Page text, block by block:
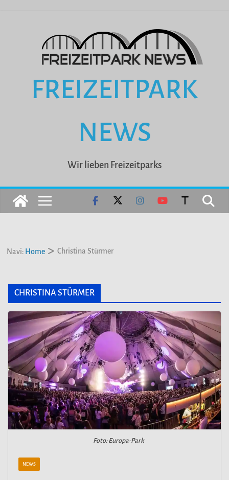
FREIZEITPARK
NEWS
Wir lieben Freizeitparks
Navi: Home Christina Stürmer
CHRISTINA STÜRMER
Foto: Europa-Park
NEWS